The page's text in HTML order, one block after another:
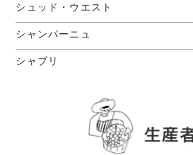
シュッド・ウエスト
シャンパーニュ
シャブリ